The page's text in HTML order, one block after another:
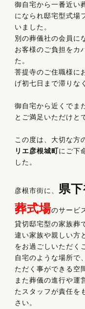
御自宅から一番近い
になられ邸宅型式場
いました。
別の葬儀社の会員に
お客様のご負担をカ
た。
菩提寺のご住職様に
げ初七日まで滞りな
御自宅から近くでま
とご満足いただけと
この度は、大切な方
リエ彦根城町にご下
した。
彦根市街に、 県下
葬式場のサービ
貸切邸宅型の家族葬
違い家族や親しい方
をお過ごしいただく
自宅のような場所で
ただく事ができる空
また葬儀の進行や運
たスタッフが責任を
さい。